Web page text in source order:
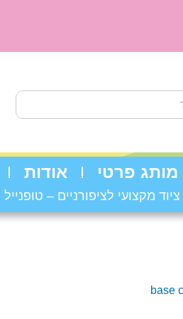
מותג פרטי אודות
ציוד מקצועי לציפורניים – טופנייל